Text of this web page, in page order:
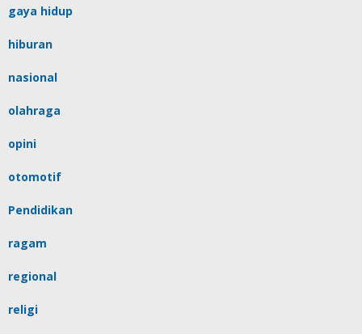
gaya hidup
hiburan
nasional
olahraga
opini
otomotif
Pendidikan
ragam
regional
religi